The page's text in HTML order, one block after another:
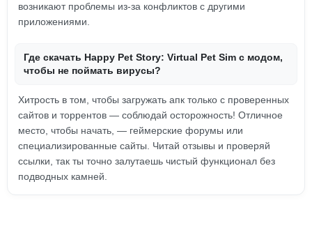
возникают проблемы из-за конфликтов с другими
приложениями.
Где скачать Happy Pet Story: Virtual Pet Sim с модом,
чтобы не поймать вирусы?
Хитрость в том, чтобы загружать апк только с проверенных
сайтов и торрентов — соблюдай осторожность! Отличное
место, чтобы начать, — геймерские форумы или
специализированные сайты. Читай отзывы и проверяй
ссылки, так ты точно залутаешь чистый функционал без
подводных камней.